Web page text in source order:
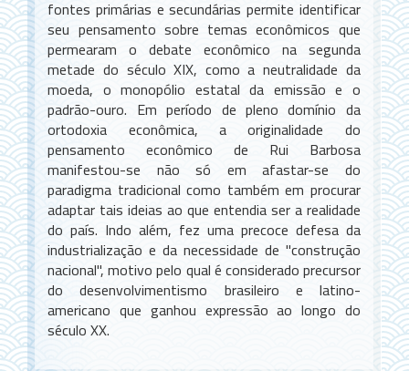
fontes primárias e secundárias permite identificar
seu pensamento sobre temas econômicos que
permearam o debate econômico na segunda
metade do século XIX, como a neutralidade da
moeda, o monopólio estatal da emissão e o
padrão-ouro. Em período de pleno domínio da
ortodoxia econômica, a originalidade do
pensamento econômico de Rui Barbosa
manifestou-se não só em afastar-se do
paradigma tradicional como também em procurar
adaptar tais ideias ao que entendia ser a realidade
do país. Indo além, fez uma precoce defesa da
industrialização e da necessidade de "construção
nacional", motivo pelo qual é considerado precursor
do desenvolvimentismo brasileiro e latino-
americano que ganhou expressão ao longo do
século XX.